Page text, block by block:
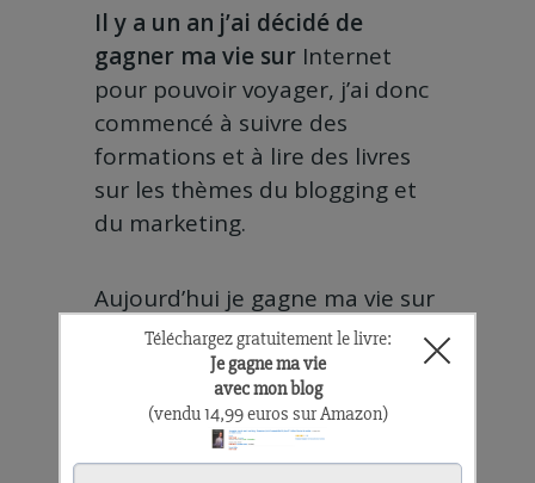
Il y a un an j’ai décidé de
gagner ma vie sur Internet
pour pouvoir voyager, j’ai donc
commencé à suivre des
formations et à lire des livres
sur les thèmes du blogging et
du marketing.
Aujourd’hui je gagne ma vie sur
Internet et je continue à me
former pour devenir un expert,
pour apporter encore plus de
valeur à mes lecteurs.